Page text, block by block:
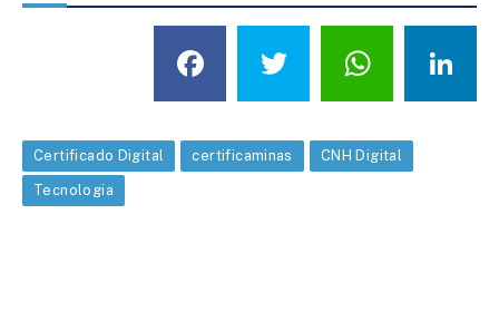
Facebook
Twitter
Certificado Digital certificaminas CNH Digital
Tecnologia